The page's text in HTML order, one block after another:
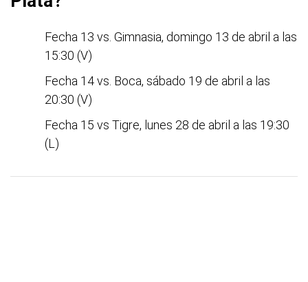
Fecha 13 vs. Gimnasia, domingo 13 de abril a las
15:30 (V)
Fecha 14 vs. Boca, sábado 19 de abril a las
20:30 (V)
Fecha 15 vs Tigre, lunes 28 de abril a las 19:30
(L)